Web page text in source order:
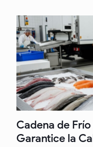
Cadena de
Garantice la